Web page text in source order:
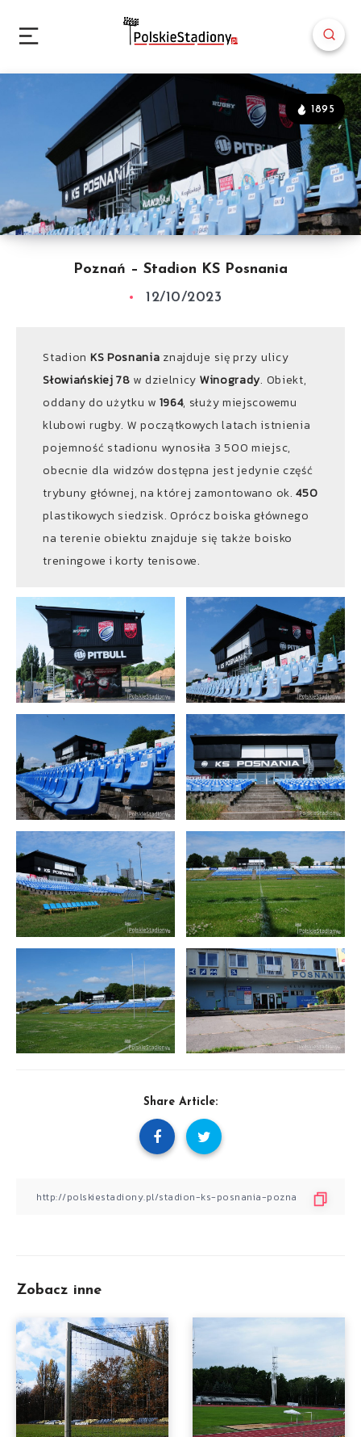
Poznań – Stadion KS Posnania
1895
12/10/2023
Stadion KS Posnania znajduje się przy ulicy
Słowiańskiej 78 w dzielnicy Winogrady. Obiekt,
oddany do użytku w 1964, służy miejscowemu
klubowi rugby. W początkowych latach istnienia
pojemność stadionu wynosiła 3 500 miejsc,
obecnie dla widzów dostępna jest jedynie część
trybuny głównej, na której zamontowano ok.450
plastikowych siedzisk. Oprócz boiska głównego
na terenie obiektu znajduje się także boisko
treningowe i korty tenisowe.
Share Article:
Zobacz inne